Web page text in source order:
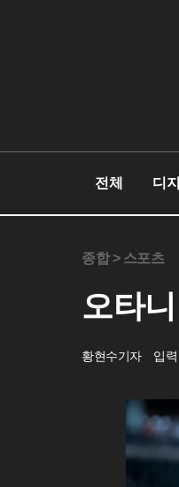
전체 디
종합 > 스포츠
오타
황현수기자 입